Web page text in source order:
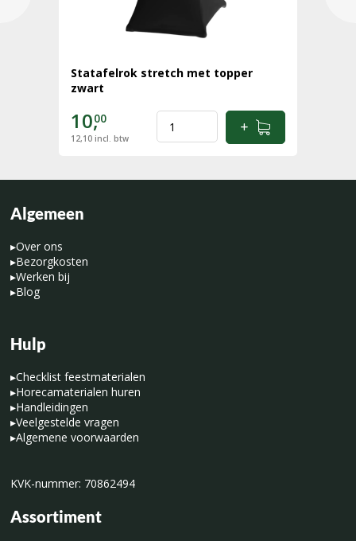
Statafelrok stretch met topper
zwart
10,00
12,10 incl. btw
Algemeen
▸Over ons
▸Bezorgkosten
▸Werken bij
▸Blog
Hulp
▸Checklist feestmaterialen
▸Horecamaterialen huren
▸Handleidingen
▸Veelgestelde vragen
▸Algemene voorwaarden
KVK-nummer: 70862494
Assortiment